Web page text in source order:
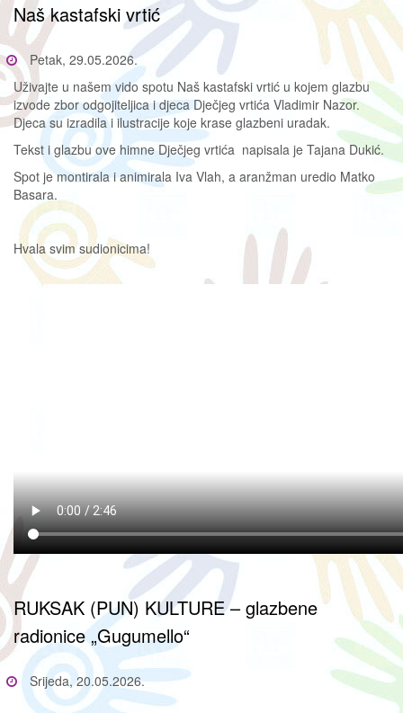
Naš kastafski vrtić
Petak, 29.05.2026.
Uživajte u našem vido spotu Naš kastafski vrtić u kojem glazbu
izvode zbor odgojiteljica i djeca Dječjeg vrtića Vladimir Nazor.
Djeca su izradila i ilustracije koje krase glazbeni uradak.
Tekst i glazbu ove himne Dječjeg vrtića napisala je Tajana Dukić.
Spot je montirala i animirala Iva Vlah, a aranžman uredio Matko
Basara.
Hvala svim sudionicima!
RUKSAK (PUN) KULTURE – glazbene
radionice „Gugumello“
Srijeda, 20.05.2026.